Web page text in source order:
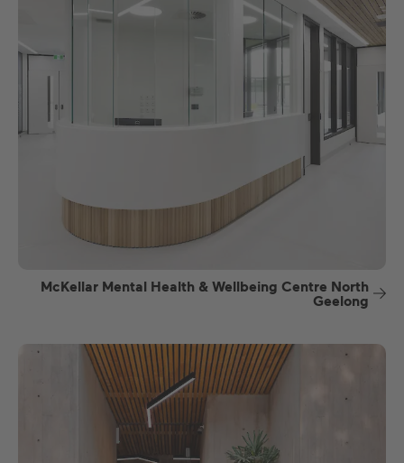
McKellar Mental Health & Wellbeing Centre North
Geelong